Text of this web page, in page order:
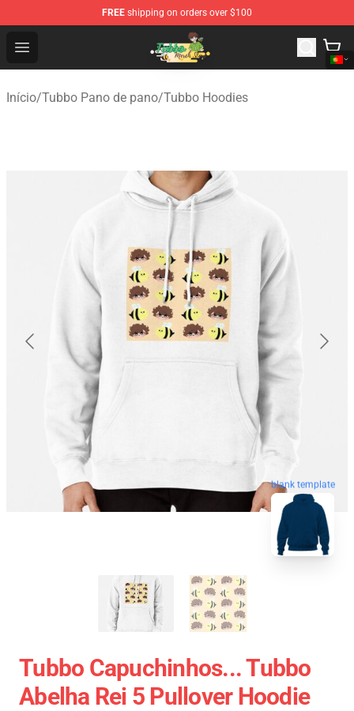
FREE shipping on orders over $100
Open menu
Tubbo Store - Official Tubbo Merchandise Shop
Início/Tubbo Pano de pano/Tubbo Hoodies
blank template
Tubbo Capuchinhos... Tubbo
Abelha Rei 5 Pullover Hoodie